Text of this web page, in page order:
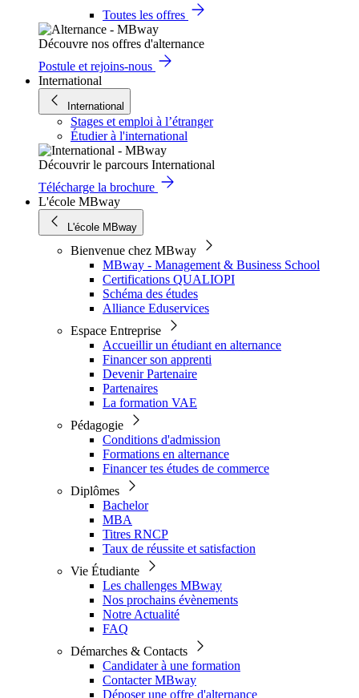
Toutes les offres
Découvre nos offres d'alternance
Postule et rejoins-nous
International
International
Stages et emploi à l’étranger
Étudier à l'international
Découvrir le parcours International
Télécharge la brochure
L'école MBway
L'école MBway
Bienvenue chez MBway
MBway - Management & Business School
Certifications QUALIOPI
Schéma des études
Alliance Eduservices
Espace Entreprise
Accueillir un étudiant en alternance
Financer son apprenti
Devenir Partenaire
Partenaires
La formation VAE
Pédagogie
Conditions d'admission
Formations en alternance
Financer tes études de commerce
Diplômes
Bachelor
MBA
Titres RNCP
Taux de réussite et satisfaction
Vie Étudiante
Les challenges MBway
Nos prochains évènements
Notre Actualité
FAQ
Démarches & Contacts
Candidater à une formation
Contacter MBway
Déposer une offre d'alternance